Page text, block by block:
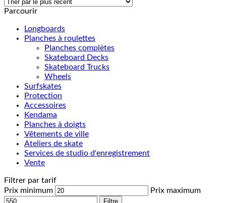
Parcourir
Longboards
Planches à roulettes
Planches complètes
Skateboard Decks
Skateboard Trucks
Wheels
Surfskates
Protection
Accessoires
Kendama
Planches à doigts
Vêtements de ville
Ateliers de skate
Services de studio d'enregistrement
Vente
Filtrer par tarif
Prix minimum
Prix maximum
Filtre